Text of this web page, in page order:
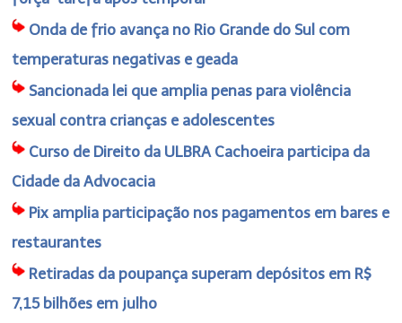
Onda de frio avança no Rio Grande do Sul com
temperaturas negativas e geada
Sancionada lei que amplia penas para violência
sexual contra crianças e adolescentes
Curso de Direito da ULBRA Cachoeira participa da
Cidade da Advocacia
Pix amplia participação nos pagamentos em bares e
restaurantes
Retiradas da poupança superam depósitos em R$
7,15 bilhões em julho